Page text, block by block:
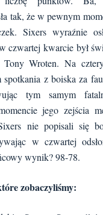
tak, że w pewnym
Sixers wyraźnie
czwartej kwarcie był
Tony Wroten. Na
spotkania z boiska za
tym samym
jego zejścia
nie popisali się
w czwartej
wynik? 98-78.
zobaczyliśmy: